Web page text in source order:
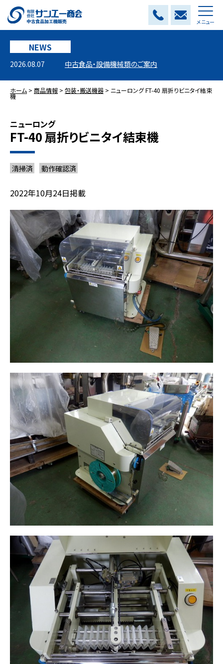
メニュー
NEWS
2026.08.07 中古食品・設備機械類のご案内
ホーム > 商品情報 > 包装・搬送機器 > ニューロング FT-40 扇折りビニタイ結束
機
ニューロング
FT-40 扇折りビニタイ結束機
清掃済 動作確認済
2022年10月24日掲載